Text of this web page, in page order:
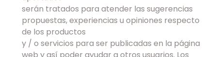
serán tratados para atender las sugerencias
propuestas, experiencias u opiniones respecto
de los productos
y / o servicios para ser publicadas en la página